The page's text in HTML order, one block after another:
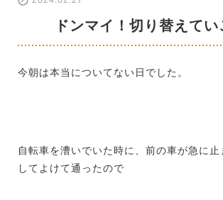
ドンマイ！切り替えてい
今朝は本当についてない日でした。
自転車を漕いでいた時に、前の車が急に止
してよけて通ったので